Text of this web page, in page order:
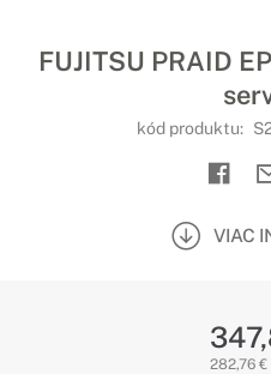
FUJITSU PRAID
kód produktu:
VIAC
282,76 €